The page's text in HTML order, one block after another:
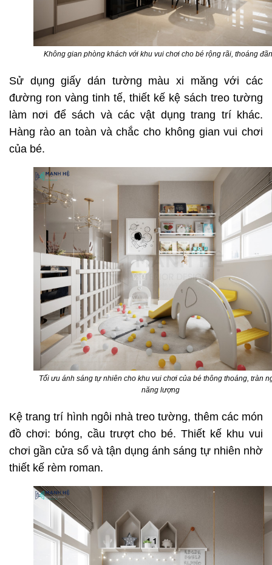
Không gian phòng khách với khu vui chơi cho bé rộng rãi, thoáng
Sử dụng giấy dán tường màu xi măng với các
đường ron vàng tinh tế, thiết kế kệ sách treo tường
làm nơi để sách và các vật dụng trang trí khác.
Hàng rào an toàn và chắc cho không gian vui chơi
của bé.
Tối ưu ánh sáng tự nhiên cho khu vui chơi của bé thông thoáng, tràn
năng lượng
Kệ trang trí hình ngôi nhà treo tường, thêm các món
đồ chơi: bóng, cầu trượt cho bé. Thiết kế khu vui
chơi gần cửa sổ và tận dụng ánh sáng tự nhiên nhờ
thiết kế rèm roman.